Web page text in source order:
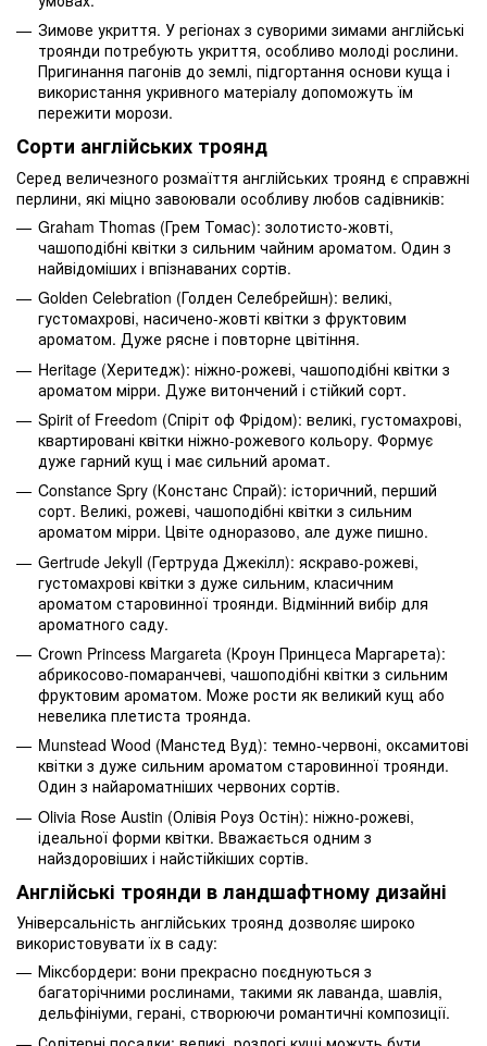
Зимове укриття. У регіонах з суворими зимами англійські
троянди потребують укриття, особливо молоді рослини.
Пригинання пагонів до землі, підгортання основи куща і
використання укривного матеріалу допоможуть їм
пережити морози.
Сорти англійських троянд
Серед величезного розмаїття англійських троянд є справжні
перлини, які міцно завоювали особливу любов садівників:
Graham Thomas (Грем Томас): золотисто-жовті,
чашоподібні квітки з сильним чайним ароматом. Один з
найвідоміших і впізнаваних сортів.
Golden Celebration (Голден Селебрейшн): великі,
густомахрові, насичено-жовті квітки з фруктовим
ароматом. Дуже рясне і повторне цвітіння.
Heritage (Херитедж): ніжно-рожеві, чашоподібні квітки з
ароматом мірри. Дуже витончений і стійкий сорт.
Spirit of Freedom (Спіріт оф Фрідом): великі, густомахрові,
квартировані квітки ніжно-рожевого кольору. Формує
дуже гарний кущ і має сильний аромат.
Constance Spry (Констанс Спрай): історичний, перший
сорт. Великі, рожеві, чашоподібні квітки з сильним
ароматом мірри. Цвіте одноразово, але дуже пишно.
Gertrude Jekyll (Гертруда Джекілл): яскраво-рожеві,
густомахрові квітки з дуже сильним, класичним
ароматом старовинної троянди. Відмінний вибір для
ароматного саду.
Crown Princess Margareta (Кроун Принцеса Маргарета):
абрикосово-помаранчеві, чашоподібні квітки з сильним
фруктовим ароматом. Може рости як великий кущ або
невелика плетиста троянда.
Munstead Wood (Манстед Вуд): темно-червоні, оксамитові
квітки з дуже сильним ароматом старовинної троянди.
Один з найароматніших червоних сортів.
Olivia Rose Austin (Олівія Роуз Остін): ніжно-рожеві,
ідеальної форми квітки. Вважається одним з
найздоровіших і найстійкіших сортів.
Англійські троянди в ландшафтному дизайні
Універсальність англійських троянд дозволяє широко
використовувати їх в саду:
Міксбордери: вони прекрасно поєднуються з
багаторічними рослинами, такими як лаванда, шавлія,
дельфініуми, герані, створюючи романтичні композиції.